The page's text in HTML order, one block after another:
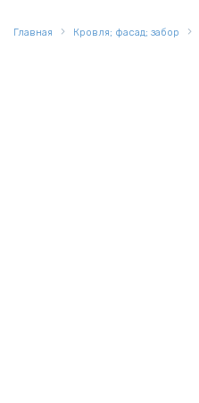
Главная Кровля; фасад; забор